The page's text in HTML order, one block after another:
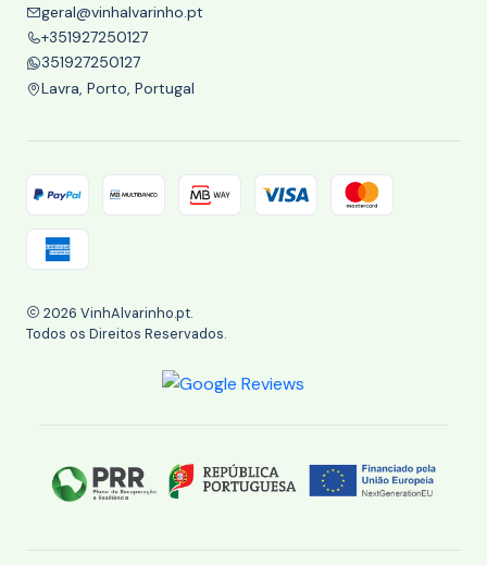
geral@vinhalvarinho.pt
+351927250127
351927250127
Lavra, Porto, Portugal
2026 VinhAlvarinho.pt.
Todos os Direitos Reservados.